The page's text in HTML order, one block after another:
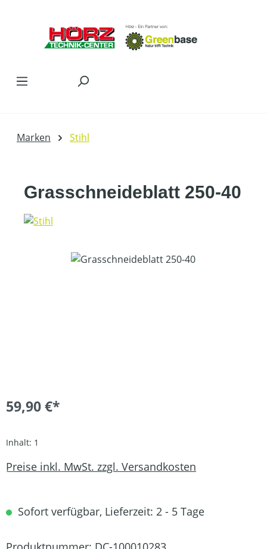
Marken Stihl
Grasschneideblatt 250-40
Bildergalerie überspringen
59,90 €*
Inhalt: 1
Preise inkl. MwSt. zzgl. Versandkosten
Sofort verfügbar, Lieferzeit: 2 - 5 Tage